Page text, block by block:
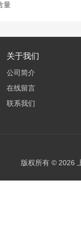
量
关于我们
公司简介
在线留言
联系我们
版权所有 © 2026